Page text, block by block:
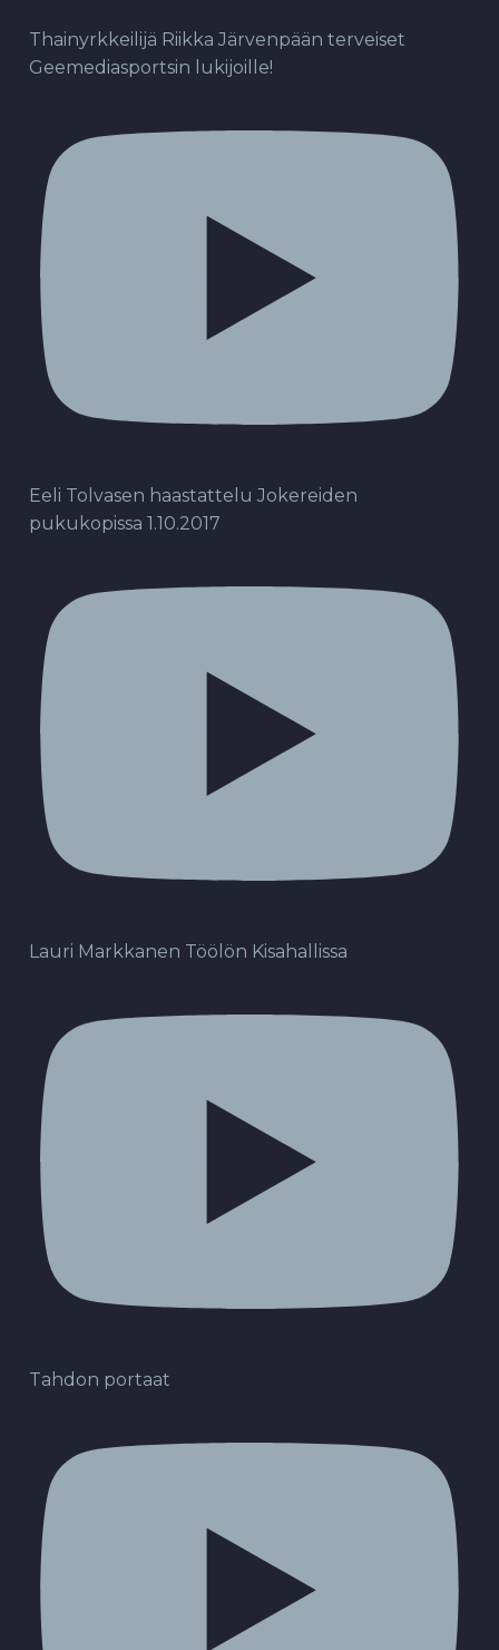
Thainyrkkeilijä Riikka Järvenpään terveiset
Geemediasportsin lukijoille!
Eeli Tolvasen haastattelu Jokereiden
pukukopissa 1.10.2017
Lauri Markkanen Töölön Kisahallissa
Tahdon portaat